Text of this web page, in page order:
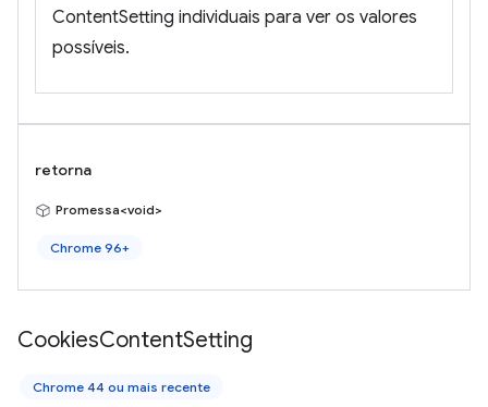
ContentSetting individuais para ver os valores
possíveis.
retorna
Promessa<void>
Chrome 96+
CookiesContentSetting
Chrome 44 ou mais recente